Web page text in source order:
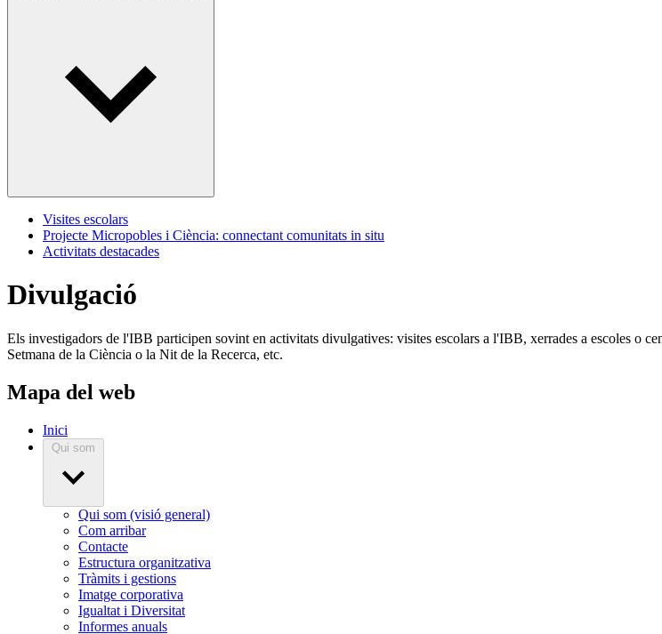
Visites escolars
Projecte Micropobles i Ciència: connectant comunitats in situ
Activitats destacades
Divulgació
Els investigadors de l'IBB participen sovint en activitats divulgatives: visites escolars a l'IBB, xerrades a escoles o
Setmana de la Ciència o la Nit de la Recerca, etc.
Mapa del web
Inici
Qui som
Qui som (visió general)
Com arribar
Contacte
Estructura organitzativa
Tràmits i gestions
Imatge corporativa
Igualtat i Diversitat
Informes anuals